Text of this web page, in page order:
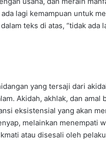
lagi kemampuan untuk
teks di atas, “tidak ada
yang tersaji dari
Akidah, akhlak, dan amal
eksistensial yang akan
melainkan menempati
atau disesali oleh